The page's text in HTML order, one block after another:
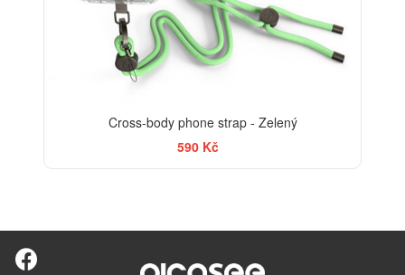
Cross-body phone strap - Zelený
590 Kč